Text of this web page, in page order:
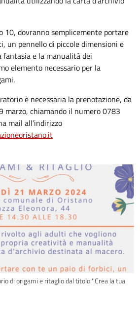
10, dovranno semplicemente portare
un pennello di piccole dimensioni e
fantasia e la manualità dei
elemento necessario per la
è necessaria la prenotazione, da
marzo, chiamando il numero 0783
mail all’indirizzo
di origami e ritaglio dal titolo ''Crea la tua